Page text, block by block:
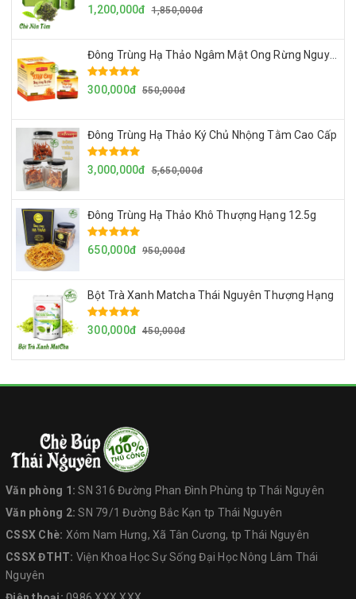
1,200,000đ 1,850,000đ
Đông Trùng Hạ Thảo Ngâm Mật Ong Rừng Nguyên Chất
300,000đ 550,000đ
Đông Trùng Hạ Thảo Ký Chủ Nhộng Tằm Cao Cấp
3,000,000đ 5,650,000đ
Đông Trùng Hạ Thảo Khô Thượng Hạng 12.5g
650,000đ 950,000đ
Bột Trà Xanh Matcha Thái Nguyên Thượng Hạng
300,000đ 450,000đ
Văn phòng 1:SN 316 Đường Phan Đình Phùng tp Thái Nguyên
Văn phòng 2:SN 79/1 Đường Bắc Kạn tp Thái Nguyên
CSSX Chè: Xóm Nam Hưng, Xã Tân Cương, tp Thái Nguyên
CSSX ĐTHT: Viện Khoa Học Sự Sống Đại Học Nông Lâm Thái
Nguyên